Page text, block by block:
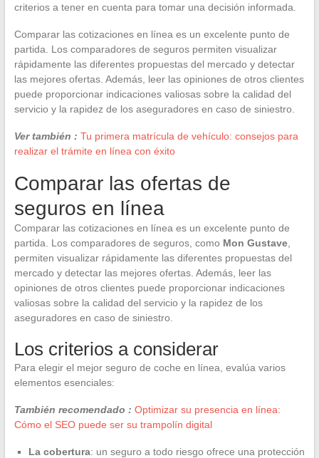
criterios a tener en cuenta para tomar una decisión informada.
Comparar las cotizaciones en línea es un excelente punto de
partida. Los comparadores de seguros permiten visualizar
rápidamente las diferentes propuestas del mercado y detectar
las mejores ofertas. Además, leer las opiniones de otros clientes
puede proporcionar indicaciones valiosas sobre la calidad del
servicio y la rapidez de los aseguradores en caso de siniestro.
Ver también : Tu primera matrícula de vehículo: consejos para
realizar el trámite en línea con éxito
Comparar las ofertas de
seguros en línea
Comparar las cotizaciones en línea es un excelente punto de
partida. Los comparadores de seguros, como Mon Gustave,
permiten visualizar rápidamente las diferentes propuestas del
mercado y detectar las mejores ofertas. Además, leer las
opiniones de otros clientes puede proporcionar indicaciones
valiosas sobre la calidad del servicio y la rapidez de los
aseguradores en caso de siniestro.
Los criterios a considerar
Para elegir el mejor seguro de coche en línea, evalúa varios
elementos esenciales:
También recomendado : Optimizar su presencia en línea:
Cómo el SEO puede ser su trampolín digital
La cobertura: un seguro a todo riesgo ofrece una protección